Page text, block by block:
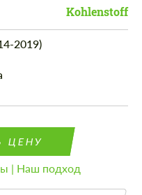
Kohlenstoff
2019)
ЦЕНУ
| Наш подход